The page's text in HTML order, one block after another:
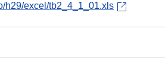
h29/excel/tb2_4_1_01.xls